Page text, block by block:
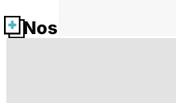
Nos fiches santé